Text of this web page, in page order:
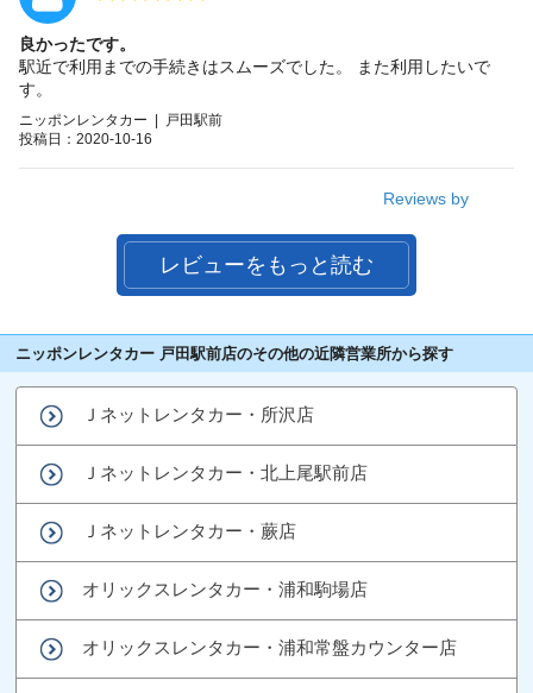
良かったです。
駅近で利用までの手続きはスムーズでした。 また利用したいで
す。
ニッポンレンタカー | 戸田駅前
投稿日：2020-10-16
Reviews by
レビューをもっと読む
ニッポンレンタカー 戸田駅前店のその他の近隣営業所から探す
Ｊネットレンタカー・所沢店
Ｊネットレンタカー・北上尾駅前店
Ｊネットレンタカー・蕨店
オリックスレンタカー・浦和駒場店
オリックスレンタカー・浦和常盤カウンター店